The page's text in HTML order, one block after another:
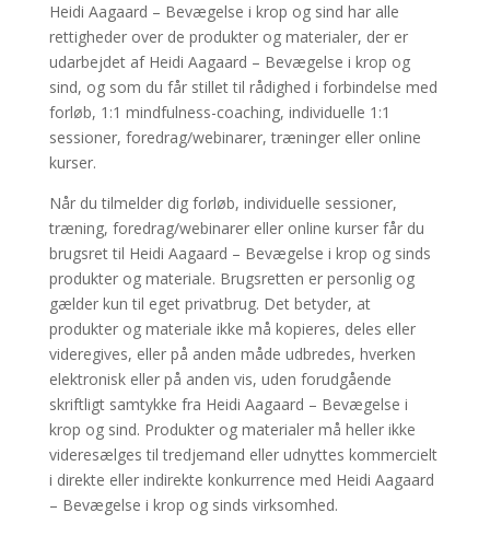
Heidi Aagaard – Bevægelse i krop og sind har alle
rettigheder over de produkter og materialer, der er
udarbejdet af Heidi Aagaard – Bevægelse i krop og
sind, og som du får stillet til rådighed i forbindelse med
forløb, 1:1 mindfulness-coaching, individuelle 1:1
sessioner, foredrag/webinarer, træninger eller online
kurser.
Når du tilmelder dig forløb, individuelle sessioner,
træning, foredrag/webinarer eller online kurser får du
brugsret til Heidi Aagaard – Bevægelse i krop og sinds
produkter og materiale. Brugsretten er personlig og
gælder kun til eget privatbrug. Det betyder, at
produkter og materiale ikke må kopieres, deles eller
videregives, eller på anden måde udbredes, hverken
elektronisk eller på anden vis, uden forudgående
skriftligt samtykke fra Heidi Aagaard – Bevægelse i
krop og sind. Produkter og materialer må heller ikke
videresælges til tredjemand eller udnyttes kommercielt
i direkte eller indirekte konkurrence med Heidi Aagaard
– Bevægelse i krop og sinds virksomhed.